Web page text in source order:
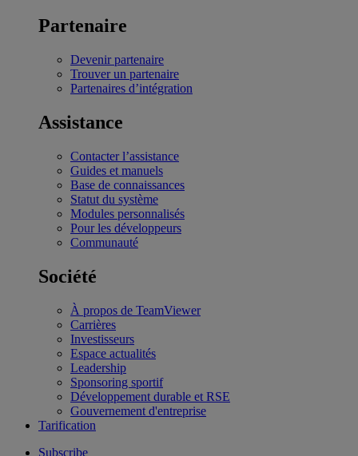
Partenaire
Devenir partenaire
Trouver un partenaire
Partenaires d’intégration
Assistance
Contacter l’assistance
Guides et manuels
Base de connaissances
Statut du système
Modules personnalisés
Pour les développeurs
Communauté
Société
À propos de TeamViewer
Carrières
Investisseurs
Espace actualités
Leadership
Sponsoring sportif
Développement durable et RSE
Gouvernement d'entreprise
Tarification
Subscribe